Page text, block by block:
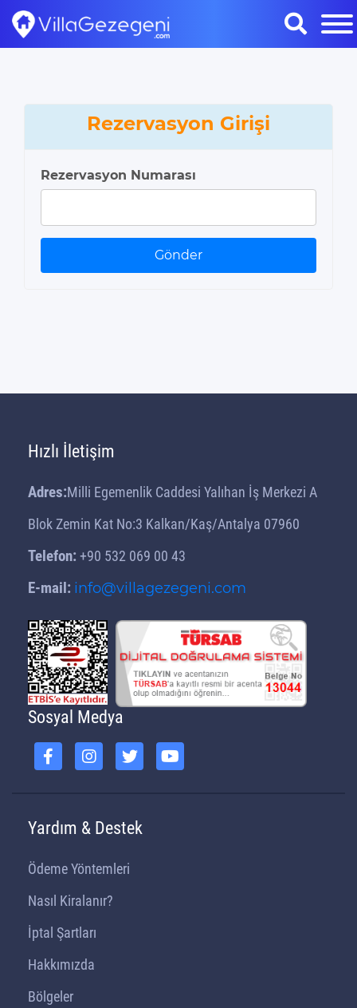
Rezervasyon Girişi
Rezervasyon Numarası
Gönder
Hızlı İletişim
Adres:Milli Egemenlik Caddesi Yalıhan İş Merkezi A
Blok Zemin Kat No:3 Kalkan/Kaş/Antalya 07960
Telefon: +90 532 069 00 43
E-mail: info@villagezegeni.com
Sosyal Medya
Yardım & Destek
Ödeme Yöntemleri
Nasıl Kiralanır?
İptal Şartları
Hakkımızda
Bölgeler